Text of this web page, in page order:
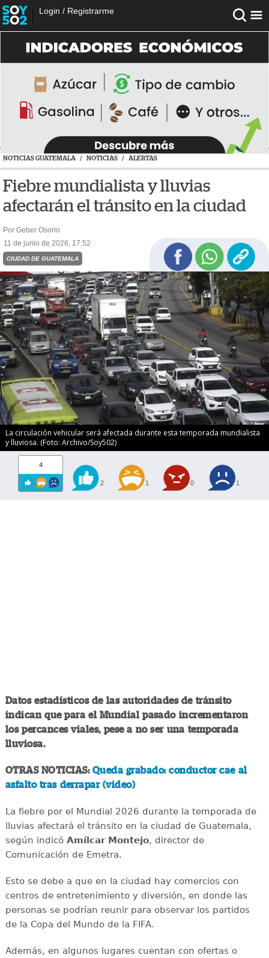
Login / Registrarme
NOTICIAS GUATEMALA / NOTICIAS / ALERTAS
Fiebre mundialista y lluvias
afectarán el tránsito en la ciudad
Por Geber Osorio
11 de junio de 2026, 17:52
CIUDAD DE GUATEMALA
La circulación vehicular será afectada durante esta temporada mundialista
y lluviosa. (Foto: Archivo/Soy502)
4
2 1 0 1
Datos estadísticos de las autoridades de tránsito
indican que para el Mundial pasado incrementaron
los percances viales, pese a no ser una temporada
lluviosa.
OTRAS NOTICIAS: Queda grabado: conductor cae al
asfalto tras derrapar (video)
La fiebre por el Mundial 2026 durante la temporada de
lluvias afectará el tránsito en la ciudad de Guatemala,
según indicó Amílcar Montejo, director de
Comunicación de Emetra.
Esto se debe a que en la ciudad hay comercios con
centros de entretenimiento y diversión, en donde las
personas se podrían reunir para observar los partidos
de la Copa del Mundo de la FIFA.
Además, en algunos lugares cuentan con ofertas o